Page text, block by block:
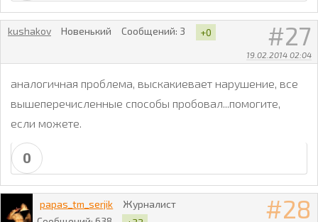
27
19.02.2014 02:04
kushakov Новенький Сообщений: 3 +0
аналогичная проблема, выскакиевает нарушение, все
вышеперечисленные способы пробовал...помогите,
если можете.
0
28
papas_tm_serjik
Журналист